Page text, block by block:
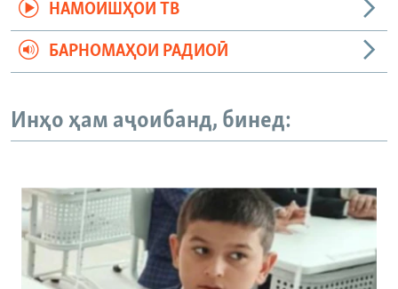
НАМОИШҲОИ ТВ
БАРНОМАҲОИ РАДИОӢ
Инҳо ҳам аҷоибанд, бинед: